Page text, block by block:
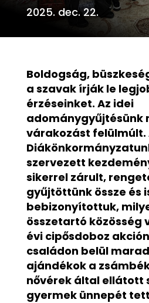
2025. dec. 22.
Boldogság,
a szavak írják le
érzéseinket. Az idei
adománygyűjtésünk
várakozást felülmúlt.
szervezett
sikerrel zárult,
gyűjtöttünk össze és
bebizonyítottuk,
összetartó közösség
évi cipősdoboz
családon belül
ajándékok a
nővérek által ellátott
gyermek ünnepét